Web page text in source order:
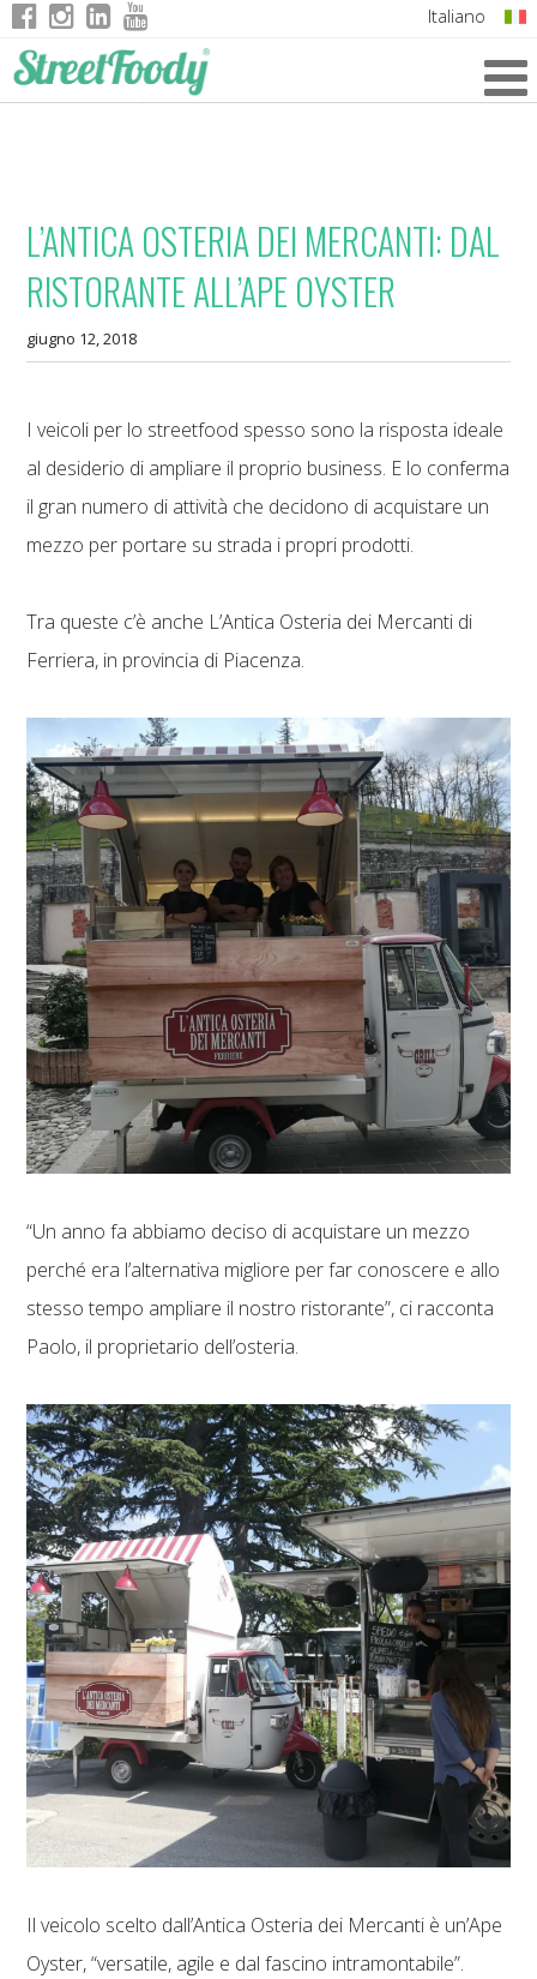
Italiano
L’ANTICA OSTERIA DEI MERCANTI: DAL
RISTORANTE ALL’APE OYSTER
giugno 12, 2018
I veicoli per lo streetfood spesso sono la risposta ideale
al desiderio di ampliare il proprio business. E lo conferma
il gran numero di attività che decidono di acquistare un
mezzo per portare su strada i propri prodotti.
Tra queste c’è anche L’Antica Osteria dei Mercanti di
Ferriera, in provincia di Piacenza.
“Un anno fa abbiamo deciso di acquistare un mezzo
perché era l’alternativa migliore per far conoscere e allo
stesso tempo ampliare il nostro ristorante”, ci racconta
Paolo, il proprietario dell’osteria.
Il veicolo scelto dall’Antica Osteria dei Mercanti è un’Ape
Oyster, “versatile, agile e dal fascino intramontabile”.